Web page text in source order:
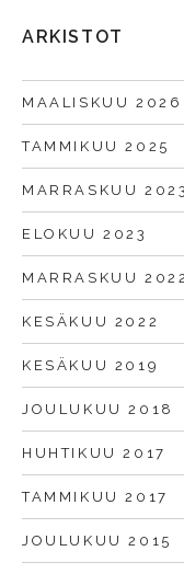
ARKISTOT
MAALISKUU 2026
TAMMIKUU 2025
MARRASKUU 2023
ELOKUU 2023
MARRASKUU 2022
KESÄKUU 2022
KESÄKUU 2019
JOULUKUU 2018
HUHTIKUU 2017
TAMMIKUU 2017
JOULUKUU 2015